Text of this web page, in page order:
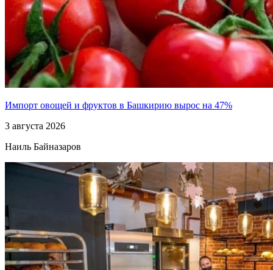
Импорт овощей и фруктов в Башкирию вырос на 47%
3 августа 2026
Наиль Байназаров